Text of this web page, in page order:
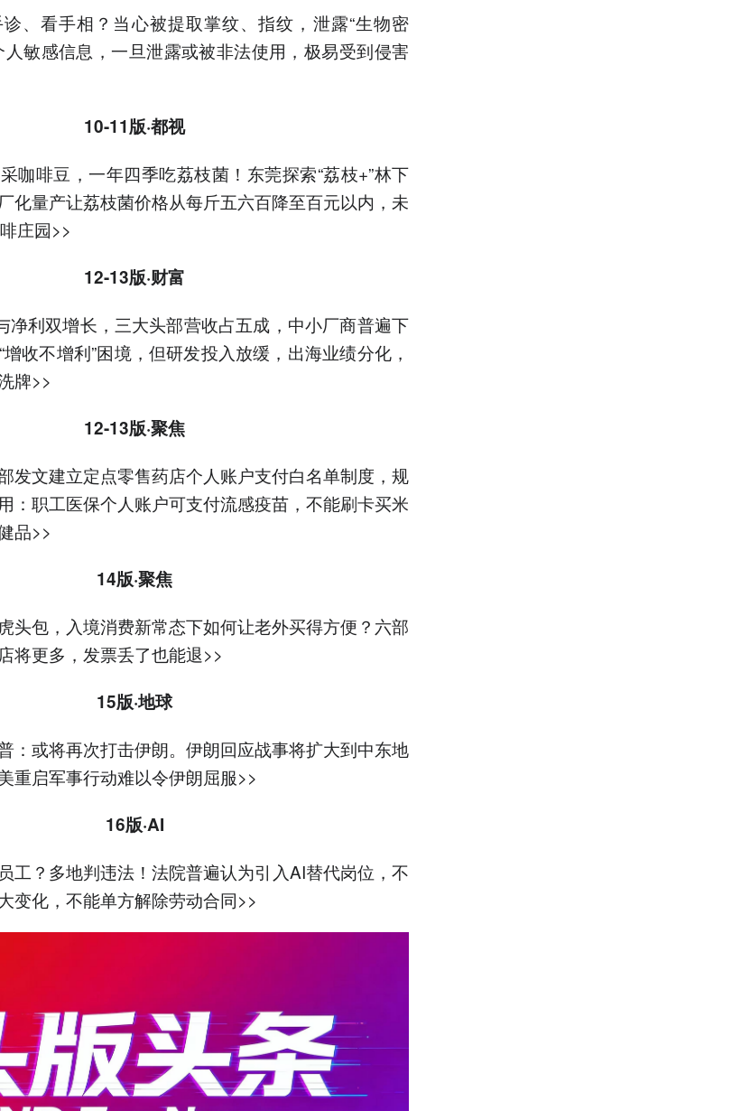
、看手相？当心被提取掌纹、指纹，泄露“生物密
人敏感信息，一旦泄露或被非法使用，极易受到侵害
10-11版·都视
咖啡豆，一年四季吃荔枝菌！东莞探索“荔枝+”林下
化量产让荔枝菌价格从每斤五六百降至百元以内，未
庄园>>
12-13版·财富
净利双增长，三大头部营收占五成，中小厂商普遍下
收不增利”困境，但研发投入放缓，出海业绩分化，
牌>>
12-13版·聚焦
发文建立定点零售药店个人账户支付白名单制度，规
：职工医保个人账户可支付流感疫苗，不能刷卡买米
品>>
14版·聚焦
头包，入境消费新常态下如何让老外买得方便？六部
将更多，发票丢了也能退>>
15版·地球
：或将再次打击伊朗。伊朗回应战事将扩大到中东地
重启军事行动难以令伊朗屈服>>
16版·AI
工？多地判违法！法院普遍认为引入AI替代岗位，不
变化，不能单方解除劳动合同>>